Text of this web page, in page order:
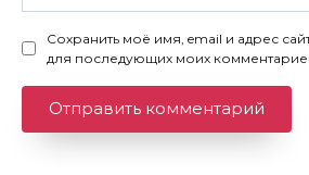
Сохранить моё имя, email и адрес
для последующих моих